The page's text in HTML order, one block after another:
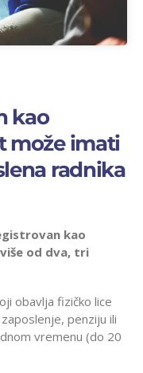
kao
može imati
radnika
kao
od dva, tri
obavlja fizičko lice
penziju ili
vremenu (do 20